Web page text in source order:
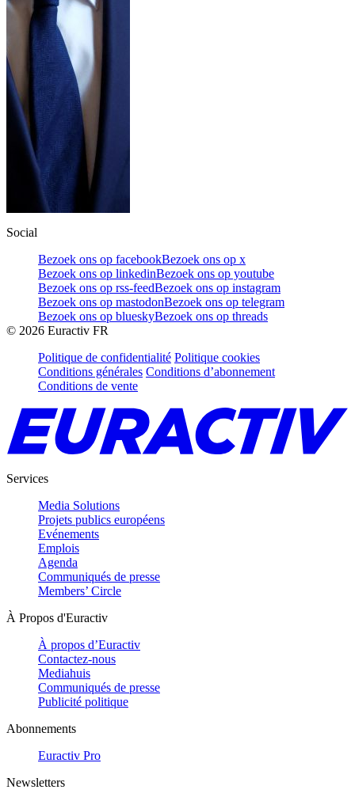
Social
Bezoek ons op facebookBezoek ons op x
Bezoek ons op linkedinBezoek ons op youtube
Bezoek ons op rss-feedBezoek ons op instagram
Bezoek ons op mastodonBezoek ons op telegram
Bezoek ons op blueskyBezoek ons op threads
© 2026 Euractiv FR
Politique de confidentialité Politique cookies
Conditions générales Conditions d’abonnement
Conditions de vente
Services
Media Solutions
Projets publics européens
Evénements
Emplois
Agenda
Communiqués de presse
Members’ Circle
À Propos d'Euractiv
À propos d’Euractiv
Contactez-nous
Mediahuis
Communiqués de presse
Publicité politique
Abonnements
Euractiv Pro
Newsletters